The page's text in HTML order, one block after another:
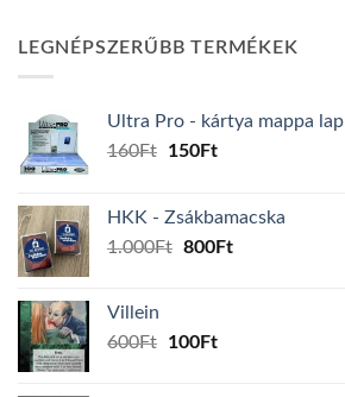
LEGNÉPSZERŰBB TERMÉKEK
Ultra Pro - kártya mappa lap
160Ft
Original
160Ft.
150FtCurrent
150Ft.
HKK - Zsákbamacska
1.000Ft Original
800FtCurrent
Villein
600Ft
Original
100FtCurrent